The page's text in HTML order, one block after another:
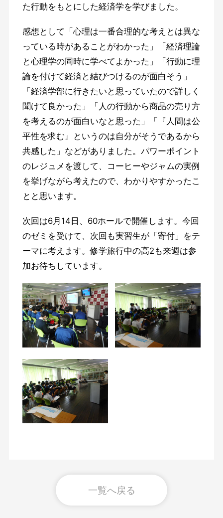
た行動をもとにした経済学を学びました。
感想として「心理は一番合理的な考えとは異な
っている時があることがわかった」「経済理論
と心理学の同時に学べてよかった」「行動に理
論を付けて経済と結びつけるのが面白そう」
「経済学部に行きたいと思っていたので詳しく
聞けて良かった」「人の行動から商品の売り方
を考えるのが面白いなと思った」「『人間は公
平性を求む』というのは自分がそうであるから
共感した」などがありました。パワーポイント
のレジュメを渡して、コーヒーやジャムの実例
を挙げながら考えたので、わかりやすかったこ
とと思います。
次回は6月14日、60ホールで開催します。今回
のゼミを受けて、次回も実習生が「寄付」をテ
ーマに考えます。修学旅行中の高2も来週は参
加お待ちしています。
一覧へ戻る